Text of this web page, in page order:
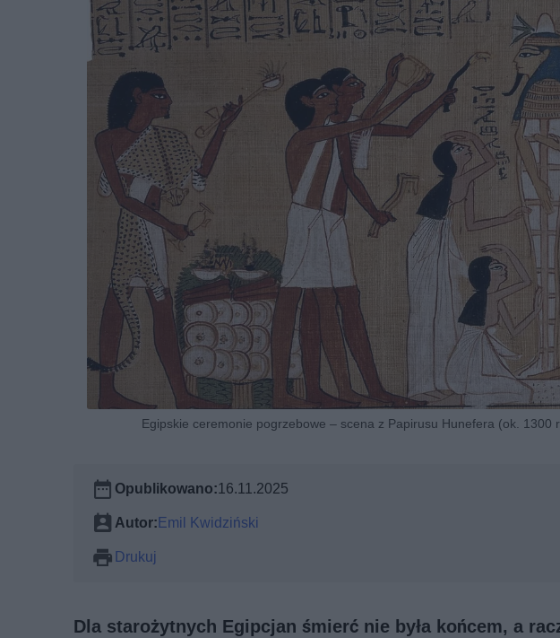
Egipskie ceremonie pogrzebowe – scena z Papirusu Hunefera (ok. 1300
Opublikowano:16.11.2025
Autor:Emil Kwidziński
Drukuj
Dla starożytnych Egipcjan śmierć nie była końcem, a